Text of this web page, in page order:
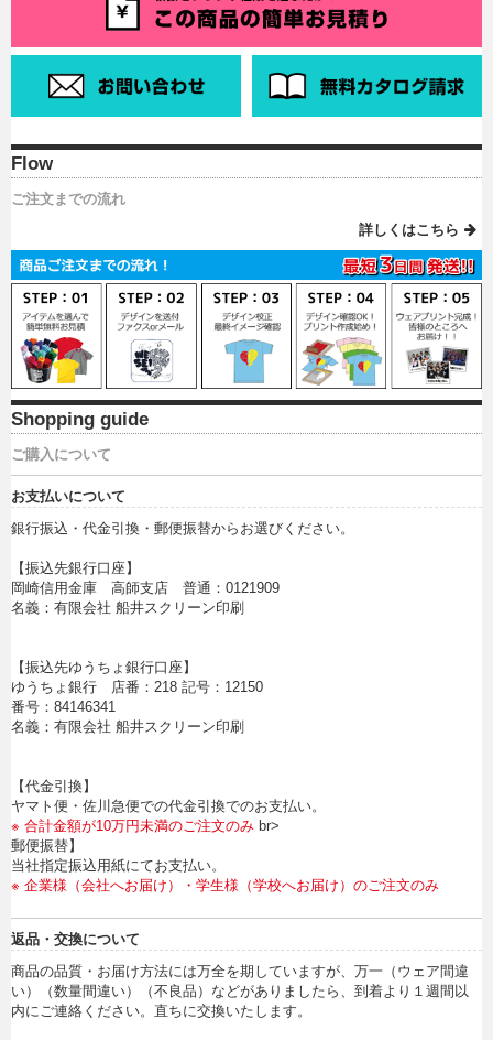
Flow
ご注文までの流れ
詳しくはこちら
Shopping guide
ご購入について
お支払いについて
銀行振込・代金引換・郵便振替からお選びください。
【振込先銀行口座】
岡崎信用金庫 高師支店 普通：0121909
名義：有限会社 船井スクリーン印刷
【振込先ゆうちょ銀行口座】
ゆうちょ銀行 店番：218 記号：12150
番号：84146341
名義：有限会社 船井スクリーン印刷
【代金引換】
ヤマト便・佐川急便での代金引換でのお支払い。
※ 合計金額が10万円未満のご注文のみ br>
郵便振替】
当社指定振込用紙にてお支払い。
※ 企業様（会社へお届け）・学生様（学校へお届け）のご注文のみ
返品・交換について
商品の品質・お届け方法には万全を期していますが、万一（ウェア間違
い）（数量間違い）（不良品）などがありましたら、到着より１週間以
内にご連絡ください。直ちに交換いたします。